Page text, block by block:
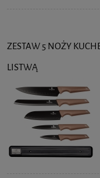
ZESTAW 5 NOŻY
LISTWĄ